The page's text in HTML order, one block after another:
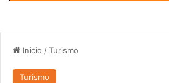
Inicio /Turismo
Turismo